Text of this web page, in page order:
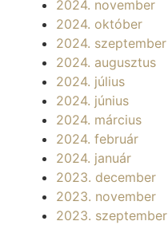
2024. november
2024. október
2024. szeptember
2024. augusztus
2024. július
2024. június
2024. március
2024. február
2024. január
2023. december
2023. november
2023. szeptember